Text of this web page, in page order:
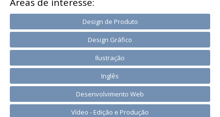
Design de Produto
Design Gráfico
Ilustração
Inglês
Desenvolvimento Web
Vídeo - Edição e Produção